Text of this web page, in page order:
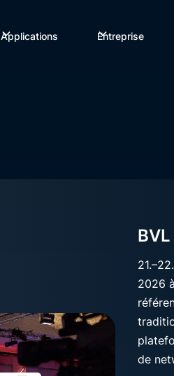
Applications Entreprise
2026
de